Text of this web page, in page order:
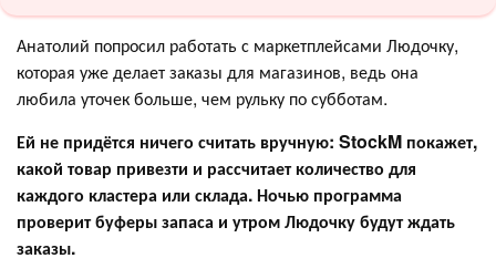
Анатолий попросил работать с маркетплейсами Людочку,
которая уже делает заказы для магазинов, ведь она
любила уточек больше, чем рульку по субботам.
Ей не придётся ничего считать вручную: StockM покажет,
какой товар привезти и рассчитает количество для
каждого кластера или склада. Ночью программа
проверит буферы запаса и утром Людочку будут ждать
заказы.